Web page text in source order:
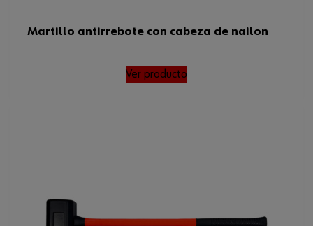
Martillo antirrebote con cabeza de nailon
Ver producto